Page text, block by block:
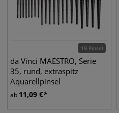
19 Pinsel
da Vinci MAESTRO, Serie
35, rund, extraspitz
Aquarellpinsel
ab 11,09 €